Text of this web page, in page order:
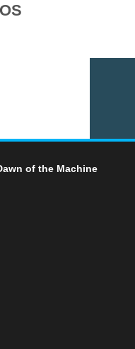
of the Machine